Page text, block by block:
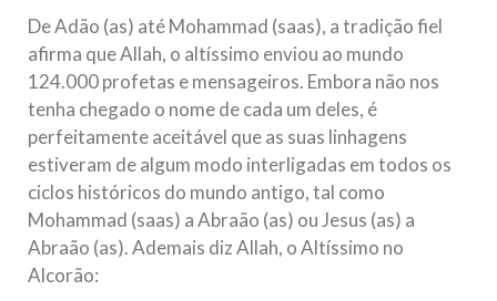
De Adão (as) até Mohammad (saas), a tradição fiel
afirma que Allah, o altíssimo enviou ao mundo
124.000 profetas e mensageiros. Embora não nos
tenha chegado o nome de cada um deles, é
perfeitamente aceitável que as suas linhagens
estiveram de algum modo interligadas em todos os
ciclos históricos do mundo antigo, tal como
Mohammad (saas) a Abraão (as) ou Jesus (as) a
Abraão (as). Ademais diz Allah, o Altíssimo no
Alcorão: